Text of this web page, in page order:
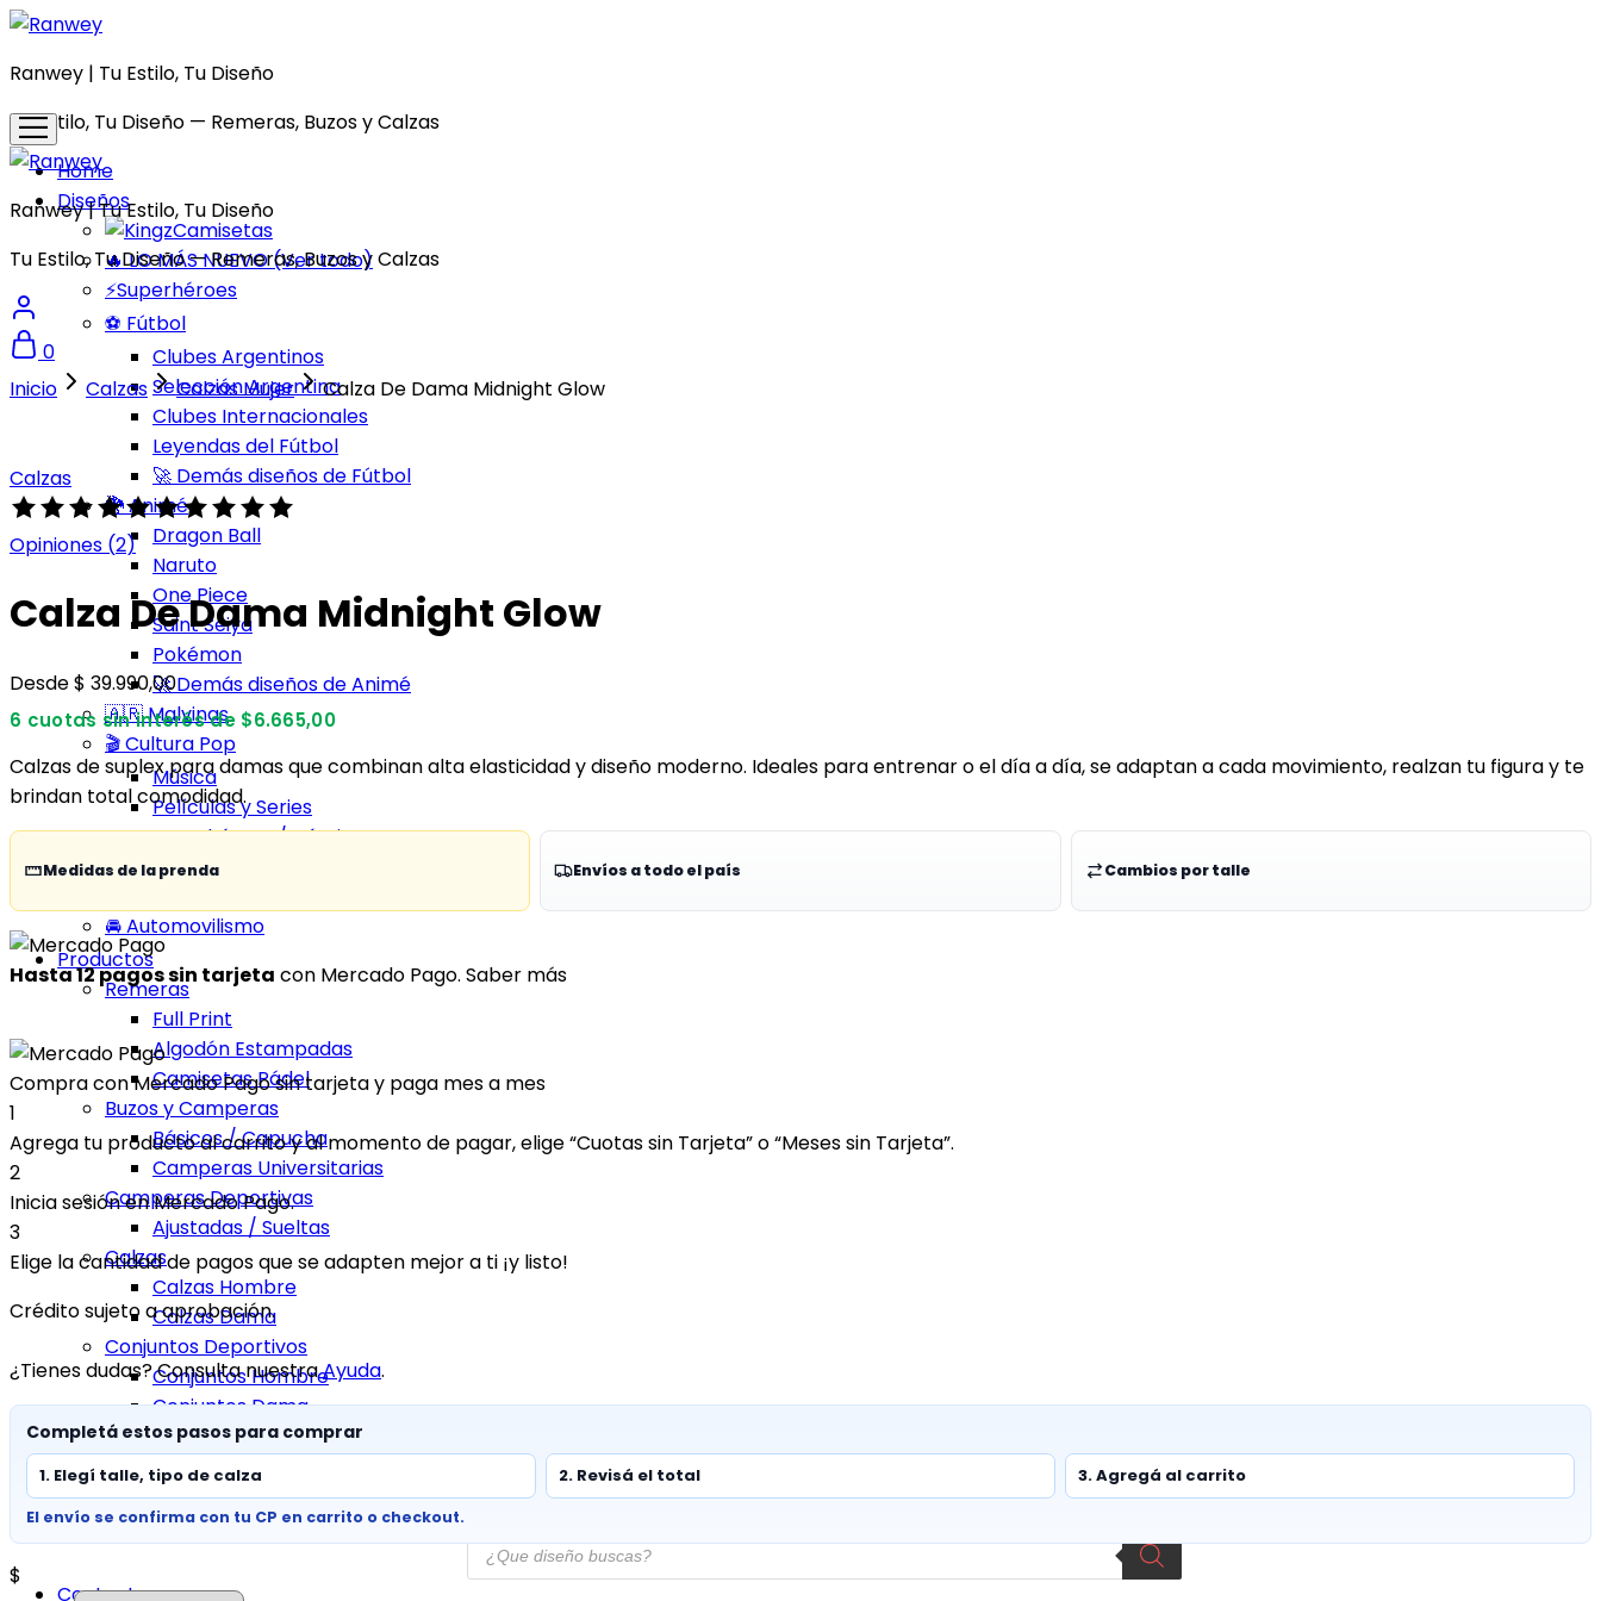
Ranwey | Tu Estilo, Tu Diseño
Tu Estilo, Tu Diseño — Remeras, Buzos y Calzas
Home
Diseños
Camisetas
🔥 LO MÁS NUEVO (Ver todo)
⚡Superhéroes
⚽ Fútbol
Clubes Argentinos
Selección Argentina
Clubes Internacionales
Leyendas del Fútbol
🚀 Demás diseños de Fútbol
🐉 Animé
Dragon Ball
Naruto
One Piece
Saint Seiya
Pokémon
🚀 Demás diseños de Animé
🇦🇷 Malvinas
🎬 Cultura Pop
Música
Películas y Series
Superhéroes / Cómics
Videojuegos
🚘 Automovilismo
Productos
Remeras
Full Print
Algodón Estampadas
Camisetas Pádel
Buzos y Camperas
Básicos / Capucha
Camperas Universitarias
Camperas Deportivas
Ajustadas / Sueltas
Calzas
Calzas Hombre
Calzas Dama
Conjuntos Deportivos
Conjuntos Hombre
Conjuntos Dama
Shorts de Baño
Bóxers
Banderas
Contacto
Ranwey | Tu Estilo, Tu Diseño
Tu Estilo, Tu Diseño — Remeras, Buzos y Calzas
0
Inicio
Calzas Calzas Mujer Calza De Dama Midnight Glow
Calzas
Opiniones (2)
Calza De Dama Midnight Glow
Desde$ 39.990,00
6 cuotas sin interés de $6.665,00
Calzas de suplex para damas que combinan alta elasticidad y diseño moderno. Ideales para entrenar o el día a día, se adaptan a cada movimiento, realzan tu figura y te
brindan total comodidad.
Medidas de la prenda Envíos a todo el país Cambios por talle
Hasta 12 pagos sin tarjeta con Mercado Pago. Saber más
Compra con Mercado Pago sin tarjeta y paga mes a mes
1
Agrega tu producto al carrito y al momento de pagar, elige “Cuotas sin Tarjeta” o “Meses sin Tarjeta”.
2
Inicia sesión en Mercado Pago.
3
Elige la cantidad de pagos que se adapten mejor a ti ¡y listo!
Crédito sujeto a aprobación.
¿Tienes dudas? Consulta nuestraAyuda.
Completá estos pasos para comprar
1. Elegí talle, tipo de calza 2. Revisá el total 3. Agregá al carrito
El envío se confirma con tu CP en carrito o checkout.
$